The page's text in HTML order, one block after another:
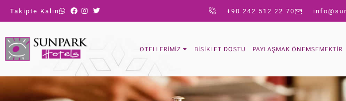
Takipte Kalın +90 242 512 22 70
OTELLERIMIZ BISIKLET DOSTU PAYLAŞMAK ÖNEMSEMEKTIR